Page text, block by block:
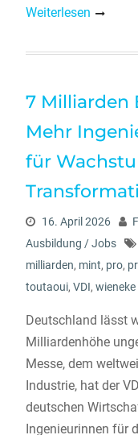
Weiterlesen
7 Milliarden
Mehr
für
16. April 2026
Ausbildung / Jobs
milliarden, mint, pro,
toutaoui, VDI, wieneke
Deutschland lässt
Milliardenhöhe
Messe, dem
Industrie, hat der
deutschen
Ingenieurinnen für